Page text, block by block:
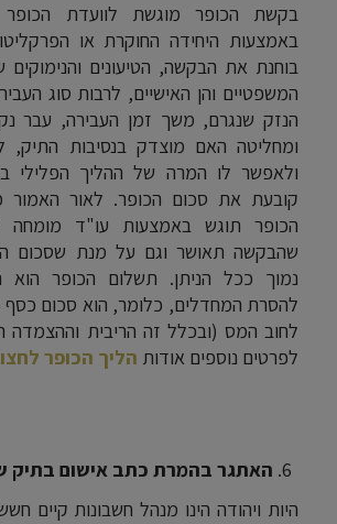
בקשת הכופר מוגשת לוועדת
באמצעות היחידה החוקרת או
בוחנת את הבקשה, הטיעונים והנימוקים
המשפטיים והן האישיים, לרבות סוג
הנזק שנגרם, משך זמן העבירה, עבר
ומחליטה האם מוצדק בנסיבות
ולאפשר לו המרה של ההליך הפלילי
קובעת את סכום הכופר. לאור האמור
הכופר תוגש באמצעות עו"ד מומחה
שהבקשה תאושר וגם על מנת שסכום
נמוך ככל הניתן. תשלום הכופר הוא
להסרת המחדלים, כלומר, הוא סכום
לחוב המס (ובכלל זה הריבית וההצמדה
לפרטים נוספים אודות הליך הכופר
האתגר בהמרת כתב אישום בתיק
היות ויהודה הינו מנהל חשבונות קיים